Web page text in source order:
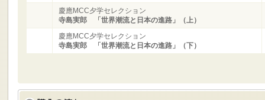
慶應MCC夕学セレクション
寺島実郎 「世界潮流と日本の進路」（上）
慶應MCC夕学セレクション
寺島実郎 「世界潮流と日本の進路」（下）